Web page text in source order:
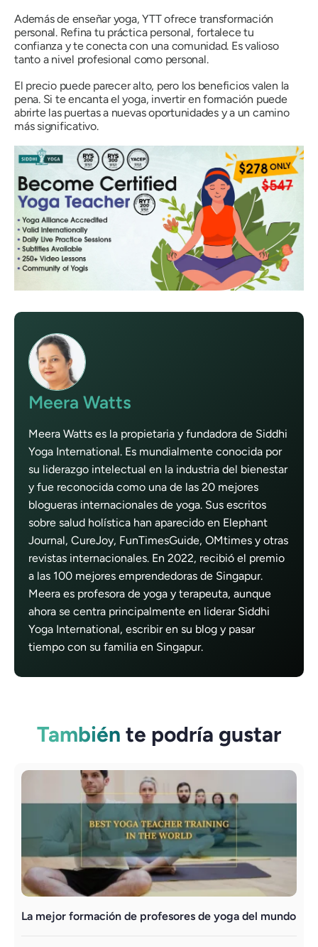
Además de enseñar yoga, YTT ofrece transformación
personal. Refina tu práctica personal, fortalece tu
confianza y te conecta con una comunidad. Es valioso
tanto a nivel profesional como personal.
El precio puede parecer alto, pero los beneficios valen la
pena. Si te encanta el yoga, invertir en formación puede
abrirte las puertas a nuevas oportunidades y a un camino
más significativo.
Meera Watts
Meera Watts es la propietaria y fundadora de Siddhi
Yoga International. Es mundialmente conocida por
su liderazgo intelectual en la industria del bienestar
y fue reconocida como una de las 20 mejores
blogueras internacionales de yoga. Sus escritos
sobre salud holística han aparecido en Elephant
Journal, CureJoy, FunTimesGuide, OMtimes y otras
revistas internacionales. En 2022, recibió el premio
a las 100 mejores emprendedoras de Singapur.
Meera es profesora de yoga y terapeuta, aunque
ahora se centra principalmente en liderar Siddhi
Yoga International, escribir en su blog y pasar
tiempo con su familia en Singapur.
También te podría gustar
La mejor formación de profesores de yoga del mundo